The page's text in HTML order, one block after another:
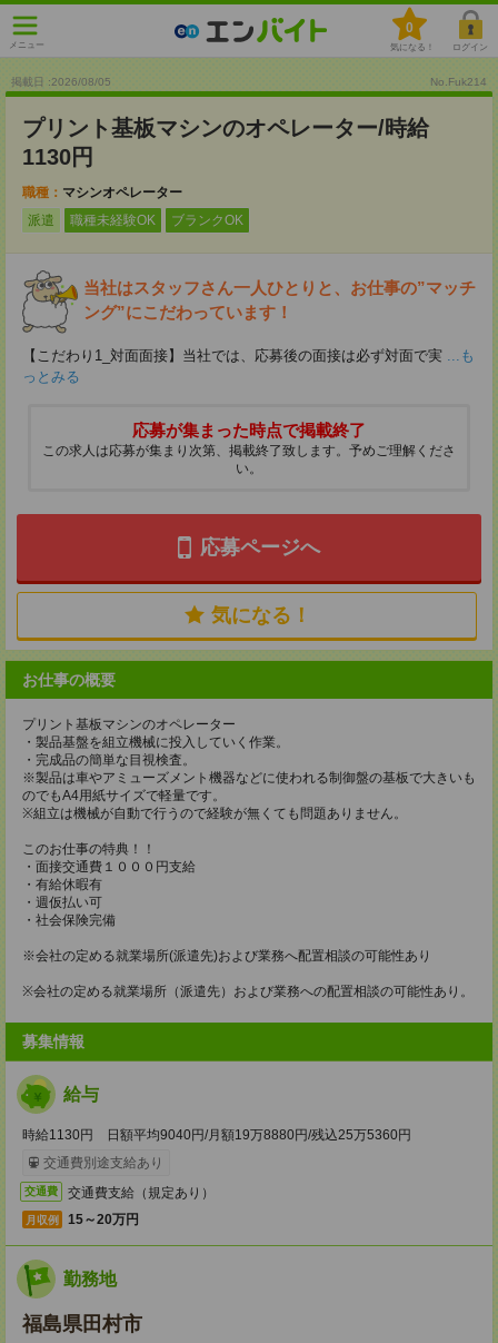
メニュー
0
気になる！ ログイン
掲載日 :2026/08/05 No.Fuk214
プリント基板マシンのオペレーター/時給
1130円
職種： マシンオペレーター
派遣
職種未経験OK ブランクOK
当社はスタッフさん一人ひとりと、お仕事の”マッチ
ング”にこだわっています！
【こだわり1_対面面接】当社では、応募後の面接は必ず対面で実 ...も
っとみる
応募が集まった時点で掲載終了
この求人は応募が集まり次第、掲載終了致します。予めご理解くださ
い。
応募ページへ
気になる！
お仕事の概要
プリント基板マシンのオペレーター
・製品基盤を組立機械に投入していく作業。
・完成品の簡単な目視検査。
※製品は車やアミューズメント機器などに使われる制御盤の基板で大きいも
のでもA4用紙サイズで軽量です。
※組立は機械が自動で行うので経験が無くても問題ありません。
このお仕事の特典！！
・面接交通費１０００円支給
・有給休暇有
・週仮払い可
・社会保険完備
※会社の定める就業場所(派遣先)および業務へ配置相談の可能性あり
※会社の定める就業場所（派遣先）および業務への配置相談の可能性あり。
募集情報
給与
時給1130円 日額平均9040円/月額19万8880円/残込25万5360円
交通費別途支給あり
交通費 交通費支給（規定あり）
月収例 15～20万円
勤務地
福島県田村市